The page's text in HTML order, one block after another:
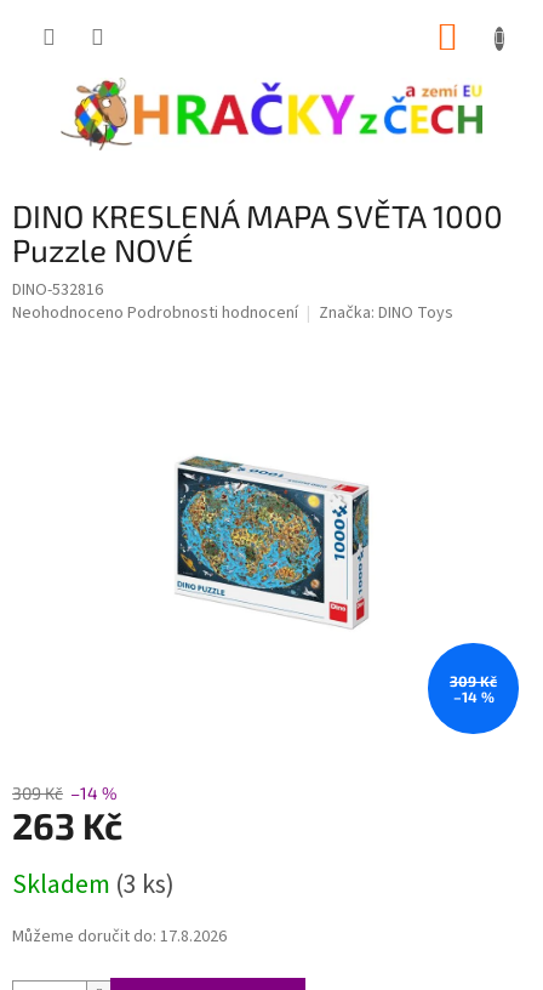
DINO KRESLENÁ MAPA SVĚTA 1000
Puzzle NOVÉ
DINO-532816
Průměrné
Neohodnoceno Podrobnosti hodnocení Značka: DINO Toys
309 Kč
–14 %
309 Kč –14 %
263 Kč
cena:
Skladem (3 ks)
Můžeme doručit do: 17.8.2026